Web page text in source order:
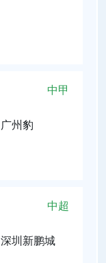
中甲
广州豹
中超
深圳新鹏城